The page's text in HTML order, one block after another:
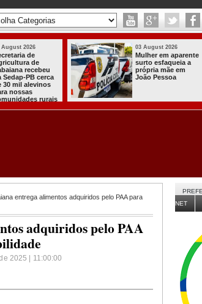
03 August 2026
PT oficializa
candidatura de Lula
para concorrer ao
quarto mandato de
presidente
03
Efraim
Cabo
como
entrega alimentos adquiridos pelo PAA para
adquiridos pelo PAA
2025 | 11:00:00
NET